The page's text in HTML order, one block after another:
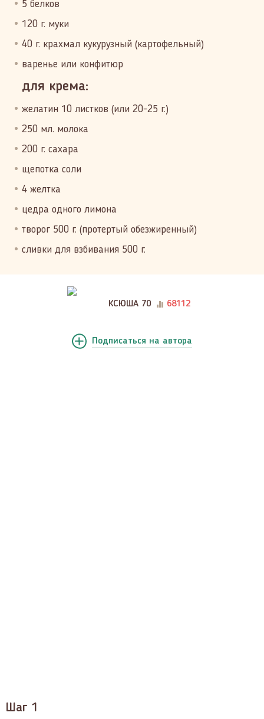
5 белков
120 г. муки
40 г. крахмал кукурузный (картофельный)
варенье или конфитюр
для крема:
желатин 10 листков (или 20-25 г.)
250 мл. молока
200 г. сахара
щепотка соли
4 желтка
цедра одного лимона
творог 500 г. (протертый обезжиренный)
сливки для взбивания 500 г.
КСЮША 70 68112
Подписаться на автора
Шаг 1